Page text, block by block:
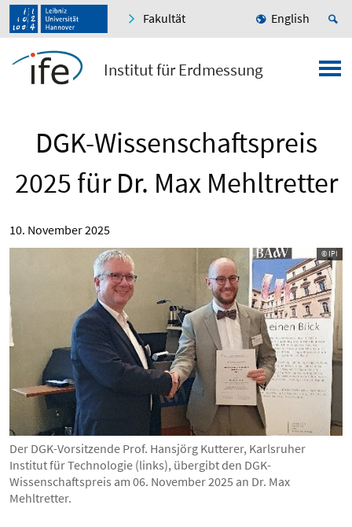
Fakultät English
Institut für Erdmessung
DGK-Wissenschaftspreis
2025 für Dr. Max Mehltretter
10. November 2025
© IPI
Der DGK-Vorsitzende Prof. Hansjörg Kutterer, Karlsruher
Institut für Technologie (links), übergibt den DGK-
Wissenschaftspreis am 06. November 2025 an Dr. Max
Mehltretter.